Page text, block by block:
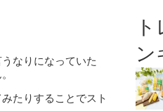
なりになっていた
たりすることでスト
ン